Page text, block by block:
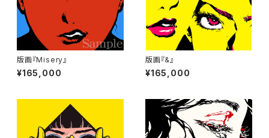
版画『Misery』
¥165,000
版画『&』
¥165,000